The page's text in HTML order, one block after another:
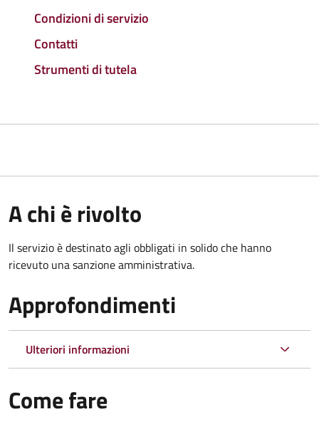
Condizioni di servizio
Contatti
Strumenti di tutela
A chi è rivolto
Il servizio è destinato agli obbligati in solido che hanno
ricevuto una sanzione amministrativa.
Approfondimenti
Ulteriori informazioni
Come fare